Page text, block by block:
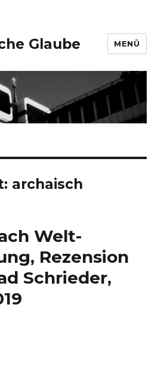
Glaube MENÜ
archaisch
Welt-
Rezension
Schrieder,